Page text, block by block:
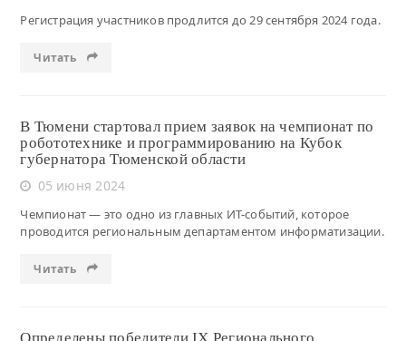
Регистрация участников продлится до 29 сентября 2024 года.
Читать
В Тюмени стартовал прием заявок на чемпионат по
робототехнике и программированию на Кубок
губернатора Тюменской области
05 июня 2024
Чемпионат — это одно из главных ИТ-событий, которое
проводится региональным департаментом информатизации.
Читать